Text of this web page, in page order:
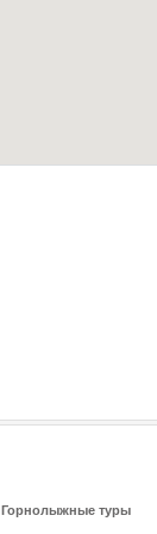
Горнолыжные туры